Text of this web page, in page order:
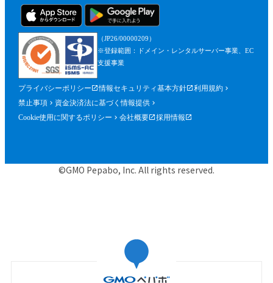
（JP26/00000209）
※登録範囲：ドメイン・レンタルサーバー事業、EC
支援事業
プライバシーポリシー 情報セキュリティ基本方針
利用規約
禁止事項
資金決済法に基づく情報提供
Cookie使用に関するポリシー
会社概要 採用情報
©GMO Pepabo, Inc. All rights reserved.